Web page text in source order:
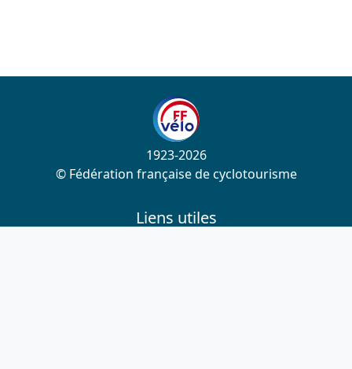
1923-2026
© Fédération française de cyclotourisme
Liens utiles